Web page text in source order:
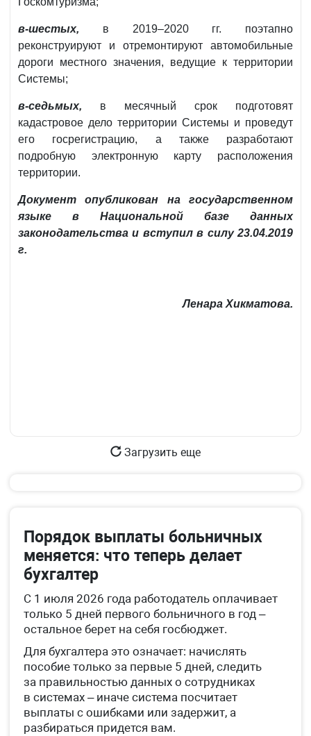
в-шестых, в 2019–2020 гг. поэтапно
реконструируют и отремонтируют автомобильные
дороги местного значения, ведущие к территории
Системы;
в-седьмых, в месячный срок подготовят
кадастровое дело территории Системы и проведут
его госрегистрацию, а также разработают
подробную электронную карту расположения
территории.
Документ опубликован на государственном
языке в Национальной базе данных
законодательства и вступил в силу 23.04.2019
г.
Ленара Хикматова.
Загрузить еще
Порядок выплаты больничных
меняется: что теперь делает
бухгалтер
С 1 июля 2026 года работодатель оплачивает
только 5 дней первого больничного в год –
остальное берет на себя госбюджет.
Для бухгалтера это означает: начислять
пособие только за первые 5 дней, следить
за правильностью данных о сотрудниках
в системах – иначе система посчитает
выплаты с ошибками или задержит, а
разбираться придется вам.